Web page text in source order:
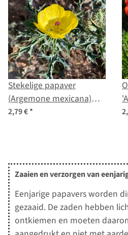
Stekelige papaver
(Argemone mexicana)
zaden
2,79 €*
Zaaien en verzorgen van
Eenjarige papavers worden
gezaaid. De zaden hebben
ontkiemen en moeten